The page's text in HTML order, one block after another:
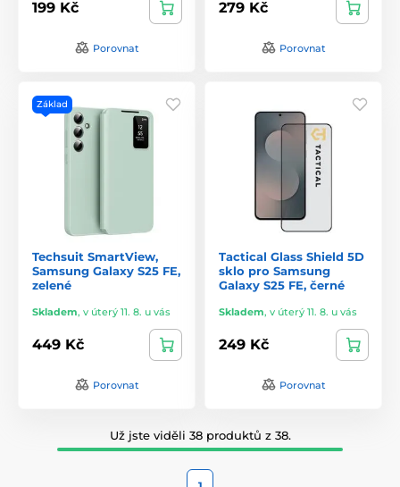
199 Kč
Porovnat
279 Kč
Porovnat
Základ
Techsuit SmartView,
Samsung Galaxy S25 FE,
zelené
Skladem, v úterý 11. 8. u vás
449 Kč
Porovnat
Tactical Glass Shield 5D
sklo pro Samsung
Galaxy S25 FE, černé
Skladem, v úterý 11. 8. u vás
249 Kč
Porovnat
Už jste viděli 38 produktů z 38.